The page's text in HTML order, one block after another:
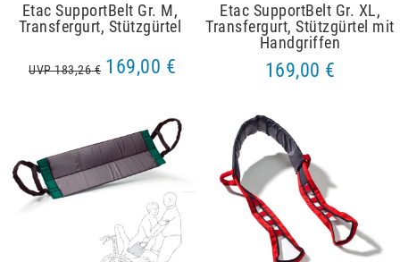
Etac SupportBelt Gr. M,
Transfergurt, Stützgürtel
UVP 183,26 € 169,00 €
Etac SupportBelt Gr. XL,
Transfergurt, Stützgürtel mit
Handgriffen
169,00 €